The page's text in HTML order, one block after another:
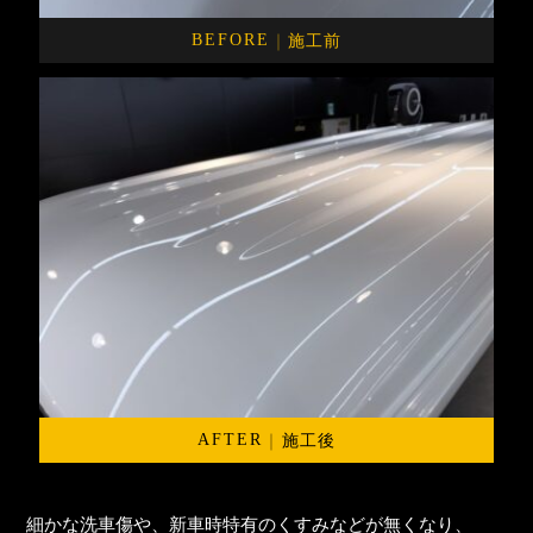
BEFORE ｜施工前
AFTER ｜ 施工後
細かな洗車傷や、新車時特有のくすみなどが無くなり、